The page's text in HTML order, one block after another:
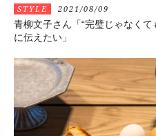
STYLE 2021/08/09
青柳文子さん「“完璧じゃなく
に伝えたい」